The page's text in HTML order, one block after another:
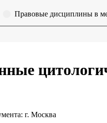
Правовые дисциплины в
медицине
г. Москва